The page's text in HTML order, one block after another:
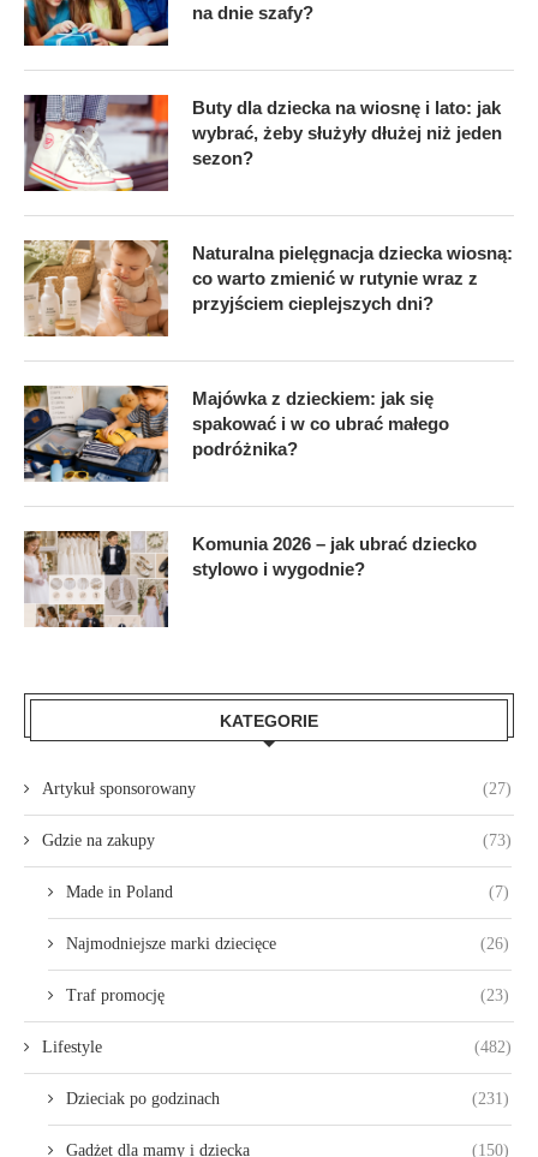
na dnie szafy?
Buty dla dziecka na wiosnę i lato: jak
wybrać, żeby służyły dłużej niż jeden
sezon?
Naturalna pielęgnacja dziecka wiosną:
co warto zmienić w rutynie wraz z
przyjściem cieplejszych dni?
Majówka z dzieckiem: jak się
spakować i w co ubrać małego
podróżnika?
Komunia 2026 – jak ubrać dziecko
stylowo i wygodnie?
KATEGORIE
Artykuł sponsorowany (27)
Gdzie na zakupy (73)
Made in Poland (7)
Najmodniejsze marki dziecięce (26)
Traf promocję (23)
Lifestyle (482)
Dzieciak po godzinach (231)
Gadżet dla mamy i dziecka (150)